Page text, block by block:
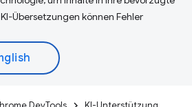
Übersetzungen können Fehler